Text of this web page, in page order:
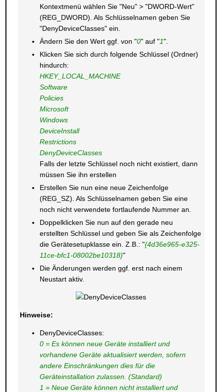
Kontextmenü wählen Sie "Neu" > "DWORD-Wert"
(REG_DWORD). Als Schlüsselnamen geben Sie
"DenyDeviceClasses" ein.
Ändern Sie den Wert ggf. von "0" auf "1".
Klicken Sie sich durch folgende Schlüssel (Ordner)
hindurch:
HKEY_LOCAL_MACHINE
Software
Policies
Microsoft
Windows
DeviceInstall
Restrictions
DenyDeviceClasses
Falls der letzte Schlüssel noch nicht existiert, dann
müssen Sie ihn erstellen
Erstellen Sie nun eine neue Zeichenfolge
(REG_SZ). Als Schlüsselnamen geben Sie eine
noch nicht verwendete fortlaufende Nummer an.
Doppelklicken Sie nun auf den gerade neu
erstellten Schlüssel und geben Sie als Zeichenfolge
die Gerätesetupklasse ein. Z.B.: "{4d36e965-e325-
11ce-bfc1-08002be10318}"
Die Änderungen werden ggf. erst nach einem
Neustart aktiv.
Hinweise:
DenyDeviceClasses:
0 = Es können neue Geräte installiert und
vorhandene Geräte aktualisiert werden, sofern
andere Einschränkungen dies für die
Geräteinstallation zulassen. (Standard)
1 = Neue Geräte können nicht installiert und